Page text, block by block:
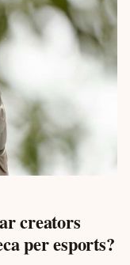
creators
per esports?